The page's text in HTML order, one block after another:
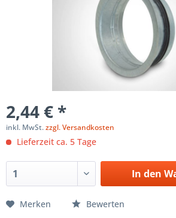
2,44 € *
inkl. MwSt.zzgl. Versandkosten
Lieferzeit ca. 5 Tage
In den
Merken Bewerten